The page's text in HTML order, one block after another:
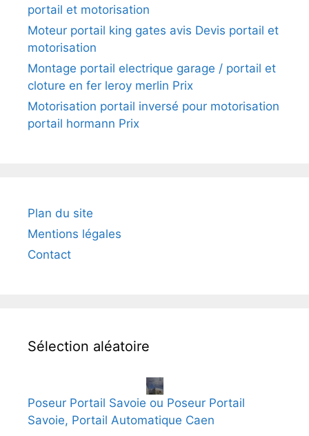
portail et motorisation
Moteur portail king gates avis Devis portail et
motorisation
Montage portail electrique garage / portail et
cloture en fer leroy merlin Prix
Motorisation portail inversé pour motorisation
portail hormann Prix
Plan du site
Mentions légales
Contact
Sélection aléatoire
Poseur Portail Savoie ou Poseur Portail
Savoie, Portail Automatique Caen